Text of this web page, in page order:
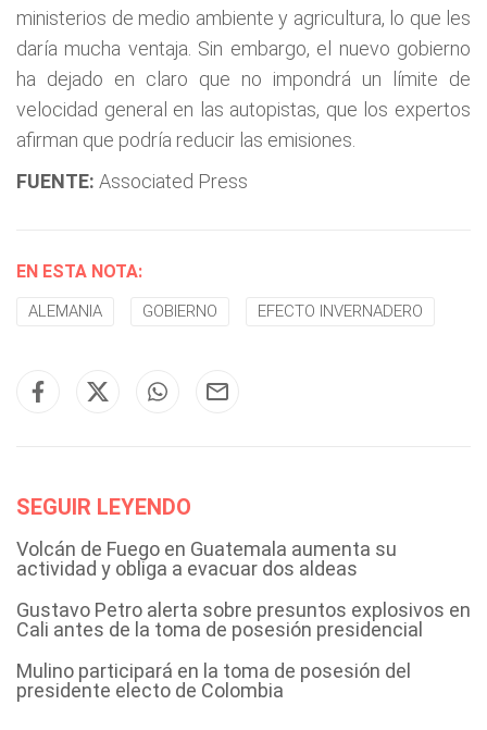
ministerios de medio ambiente y agricultura, lo que les
daría mucha ventaja. Sin embargo, el nuevo gobierno
ha dejado en claro que no impondrá un límite de
velocidad general en las autopistas, que los expertos
afirman que podría reducir las emisiones.
FUENTE: Associated Press
EN ESTA NOTA:
ALEMANIA GOBIERNO EFECTO INVERNADERO
SEGUIR LEYENDO
Volcán de Fuego en Guatemala aumenta su
actividad y obliga a evacuar dos aldeas
Gustavo Petro alerta sobre presuntos explosivos en
Cali antes de la toma de posesión presidencial
Mulino participará en la toma de posesión del
presidente electo de Colombia